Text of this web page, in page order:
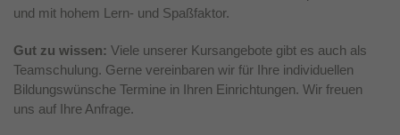
und mit hohem Lern- und Spaßfaktor.
Gut zu wissen: Viele unserer Kursangebote gibt es auch als
Teamschulung. Gerne vereinbaren wir für Ihre individuellen
Bildungswünsche Termine in Ihren Einrichtungen. Wir freuen
uns auf Ihre Anfrage.
Zweck
Dieses Cookie wird verwendet, um Ihre
Cookie-Einstellungen für diese Website zu
speichern.